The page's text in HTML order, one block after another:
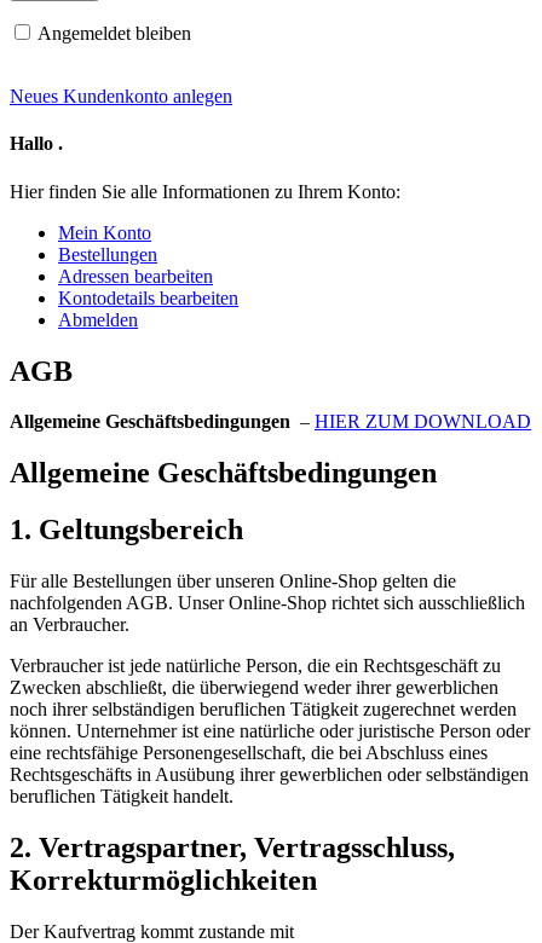
Angemeldet bleiben
Neues Kundenkonto anlegen
Hallo .
Hier finden Sie alle Informationen zu Ihrem Konto:
Mein Konto
Bestellungen
Adressen bearbeiten
Kontodetails bearbeiten
Abmelden
AGB
Allgemeine Geschäftsbedingungen – HIER ZUM DOWNLOAD
Allgemeine Geschäftsbedingungen
1. Geltungsbereich
Für alle Bestellungen über unseren Online-Shop gelten die
nachfolgenden AGB. Unser Online-Shop richtet sich ausschließlich
an Verbraucher.
Verbraucher ist jede natürliche Person, die ein Rechtsgeschäft zu
Zwecken abschließt, die überwiegend weder ihrer gewerblichen
noch ihrer selbständigen beruflichen Tätigkeit zugerechnet werden
können. Unternehmer ist eine natürliche oder juristische Person oder
eine rechtsfähige Personengesellschaft, die bei Abschluss eines
Rechtsgeschäfts in Ausübung ihrer gewerblichen oder selbständigen
beruflichen Tätigkeit handelt.
2. Vertragspartner, Vertragsschluss,
Korrekturmöglichkeiten
Der Kaufvertrag kommt zustande mit